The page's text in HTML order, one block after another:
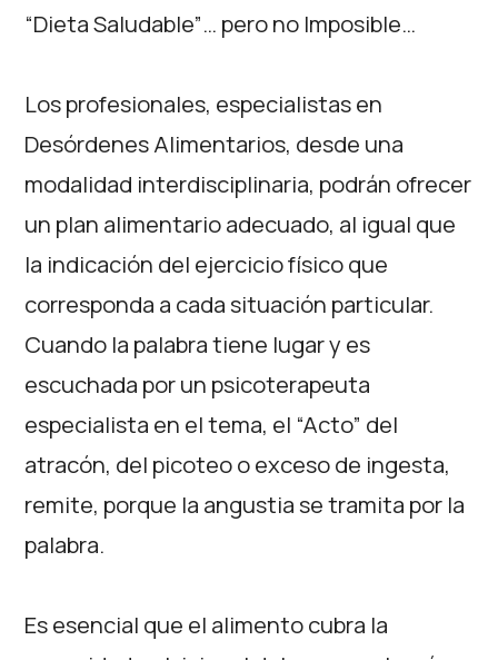
“Dieta Saludable”… pero no Imposible…
Los profesionales, especialistas en
Desórdenes Alimentarios, desde una
modalidad interdisciplinaria, podrán ofrecer
un plan alimentario adecuado, al igual que
la indicación del ejercicio físico que
corresponda a cada situación particular.
Cuando la palabra tiene lugar y es
escuchada por un psicoterapeuta
especialista en el tema, el “Acto” del
atracón, del picoteo o exceso de ingesta,
remite, porque la angustia se tramita por la
palabra.
Es esencial que el alimento cubra la